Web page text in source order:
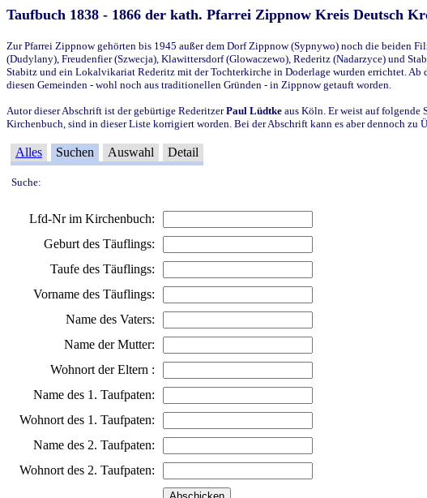
Taufbuch 1838 - 1866 der kath. Pfarrei Zippnow Kreis Deutsch
Zur Pfarrei Zippnow gehörten bis 1945 außer dem Dorf Zippnow (Sypnywo) noch die beiden
(Dudylany), Freudenfier (Szwecja), Klawittersdorf (Glowaczewo), Rederitz (Nadarzyce) und
Stabitz und ein Lokalvikariat Rederitz mit der Tochterkirche in Doderlage wurden errichtet. Ab
diesen Gemeinden - wohl noch aus traditionellen Gründen - in Zippnow getauft worden.
Autor dieser Abschrift ist der gebürtige RederitzerPaul Lüdtke aus Köln. Er weist auf folgende
Kirchenbuch, sind in dieser Liste korrigiert worden. Bei der Abschrift kann es aber dennoch zu
Alles Suchen Auswahl Detail
Suche:
Lfd-Nr im Kirchenbuch:
Geburt des Täuflings:
Taufe des Täuflings:
Vorname des Täuflings:
Name des Vaters:
Name der Mutter:
Wohnort der Eltern :
Name des 1. Taufpaten:
Wohnort des 1. Taufpaten:
Name des 2. Taufpaten:
Wohnort des 2. Taufpaten: